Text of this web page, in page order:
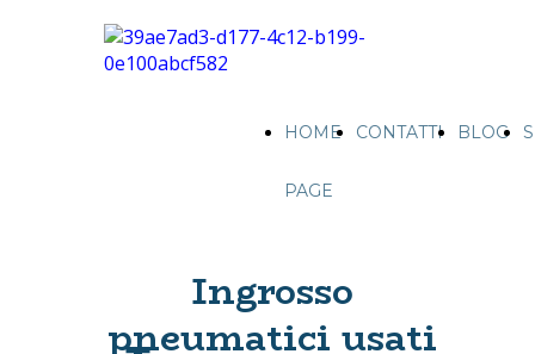
HOME
PAGE
CONTATTI BLOG
Ingrosso
pneumatici usati